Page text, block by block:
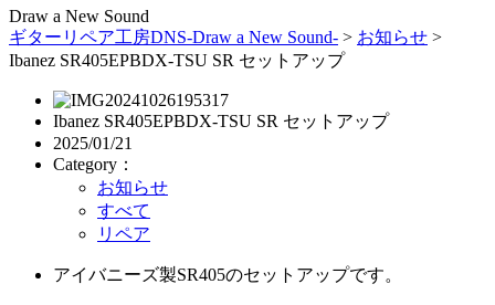
Draw a New Sound
ギターリペア工房DNS-Draw a New Sound- > お知らせ >
Ibanez SR405EPBDX-TSU SR セットアップ
Ibanez SR405EPBDX-TSU SR セットアップ
2025/01/21
Category：
お知らせ
すべて
リペア
アイバニーズ製SR405のセットアップです。